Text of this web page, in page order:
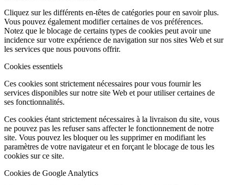
Cliquez sur les différents en-têtes de catégories pour en savoir plus.
Vous pouvez également modifier certaines de vos préférences.
Notez que le blocage de certains types de cookies peut avoir une
incidence sur votre expérience de navigation sur nos sites Web et sur
les services que nous pouvons offrir.
Cookies essentiels
Ces cookies sont strictement nécessaires pour vous fournir les
services disponibles sur notre site Web et pour utiliser certaines de
ses fonctionnalités.
Ces cookies étant strictement nécessaires à la livraison du site, vous
ne pouvez pas les refuser sans affecter le fonctionnement de notre
site. Vous pouvez les bloquer ou les supprimer en modifiant les
paramètres de votre navigateur et en forçant le blocage de tous les
cookies sur ce site.
Cookies de Google Analytics